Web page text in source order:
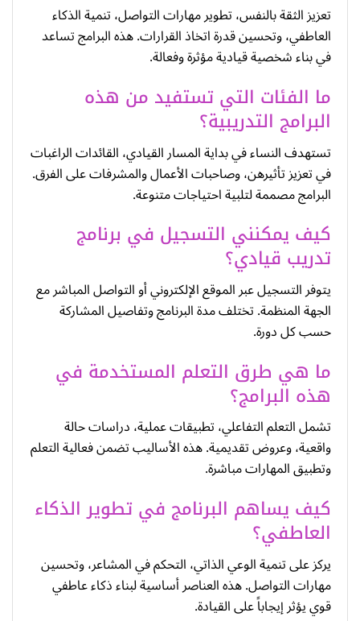
تعزيز الثقة بالنفس، تطوير مهارات التواصل، تنمية الذكاء
العاطفي، وتحسين قدرة اتخاذ القرارات. هذه البرامج تساعد
في بناء شخصية قيادية مؤثرة وفعالة.
ما الفئات التي تستفيد من هذه
البرامج التدريبية؟
تستهدف النساء في بداية المسار القيادي، القائدات الراغبات
في تعزيز تأثيرهن، وصاحبات الأعمال والمشرفات على الفرق.
البرامج مصممة لتلبية احتياجات متنوعة.
كيف يمكنني التسجيل في برنامج
تدريب قيادي؟
يتوفر التسجيل عبر الموقع الإلكتروني أو التواصل المباشر مع
الجهة المنظمة. تختلف مدة البرنامج وتفاصيل المشاركة
حسب كل دورة.
ما هي طرق التعلم المستخدمة في
هذه البرامج؟
تشمل التعلم التفاعلي، تطبيقات عملية، دراسات حالة
واقعية، وعروض تقديمية. هذه الأساليب تضمن فعالية التعلم
وتطبيق المهارات مباشرة.
كيف يساهم البرنامج في تطوير الذكاء
العاطفي؟
يركز على تنمية الوعي الذاتي، التحكم في المشاعر، وتحسين
مهارات التواصل. هذه العناصر أساسية لبناء ذكاء عاطفي
قوي يؤثر إيجاباً على القيادة.